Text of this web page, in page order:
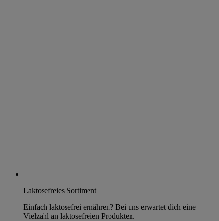
Laktosefreies Sortiment
Einfach laktosefrei ernähren? Bei uns erwartet dich eine
Vielzahl an laktosefreien Produkten.